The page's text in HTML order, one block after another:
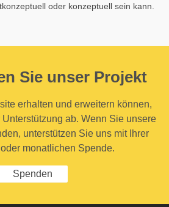
oder konzeptuell sein kann.
Sie unser Projekt
erhalten und erweitern können,
ab. Wenn Sie unsere
unterstützen Sie uns mit Ihrer
monatlichen Spende.
Spenden